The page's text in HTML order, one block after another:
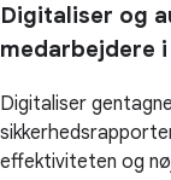
Digitaliser og
medarbejdere
Digitaliser
effektiviteten og